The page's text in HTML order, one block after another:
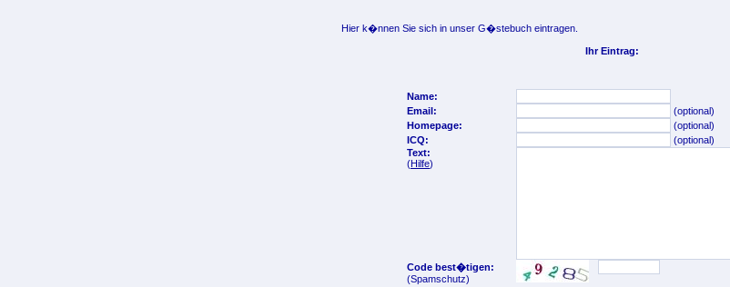
Hier k�nnen Sie sich in unser G�stebuch eintragen.
Ihr Eintrag:
Name:
Email:
(optional)
Homepage:
(optional)
ICQ:
(optional)
Text:
(Hilfe)
Code best�tigen:
(Spamschutz)